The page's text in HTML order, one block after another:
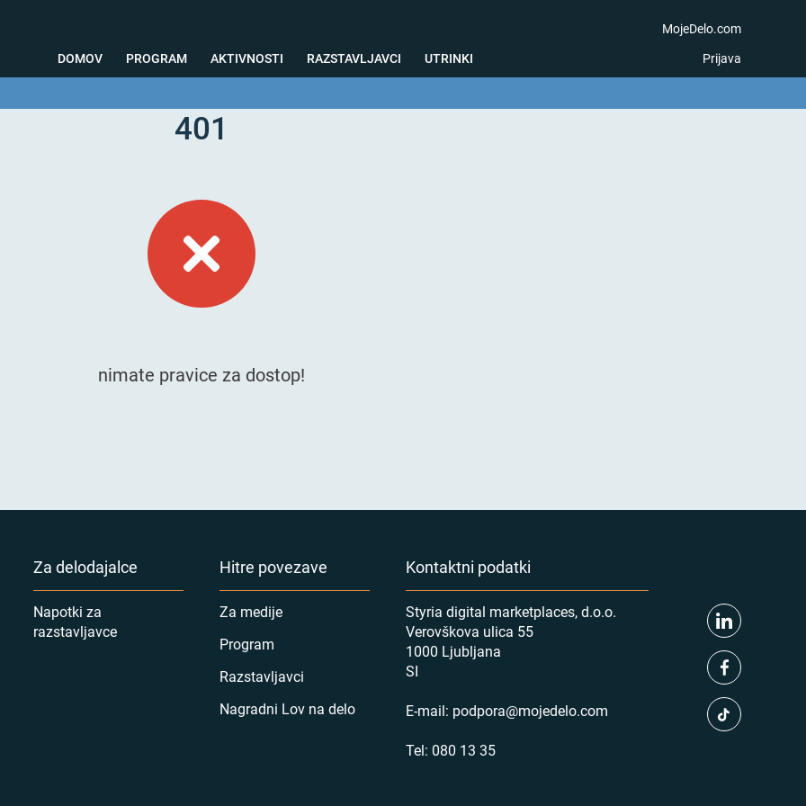
DOMOV PROGRAM AKTIVNOSTI
Testiranja
RAZSTAVLJAVCI UTRINKI
MojeDelo.com
Prijava
401
nimate pravice za dostop!
Za delodajalce
Napotki za
razstavljavce
Hitre povezave
Za medije
Program
Razstavljavci
Nagradni Lov na delo
Kontaktni podatki
Styria digital marketplaces, d.o.o.
Verovškova ulica 55
1000 Ljubljana
SI
E-mail: podpora@mojedelo.com
Tel: 080 13 35